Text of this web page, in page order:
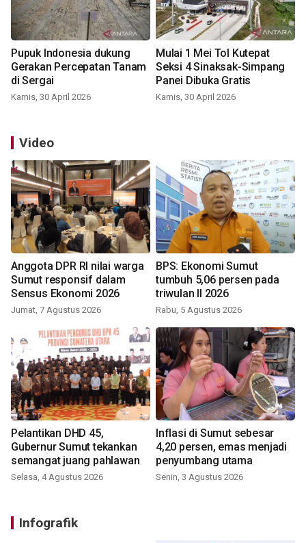
Pupuk Indonesia dukung
Gerakan Percepatan Tanam
di Sergai
Kamis, 30 April 2026
Mulai 1 Mei Tol Kutepat
Seksi 4 Sinaksak-Simpang
Panei Dibuka Gratis
Kamis, 30 April 2026
Video
Anggota DPR RI nilai warga
Sumut responsif dalam
Sensus Ekonomi 2026
Jumat, 7 Agustus 2026
BPS: Ekonomi Sumut
tumbuh 5,06 persen pada
triwulan II 2026
Rabu, 5 Agustus 2026
Pelantikan DHD 45,
Gubernur Sumut tekankan
semangat juang pahlawan
Selasa, 4 Agustus 2026
Inflasi di Sumut sebesar
4,20 persen, emas menjadi
penyumbang utama
Senin, 3 Agustus 2026
Infografik